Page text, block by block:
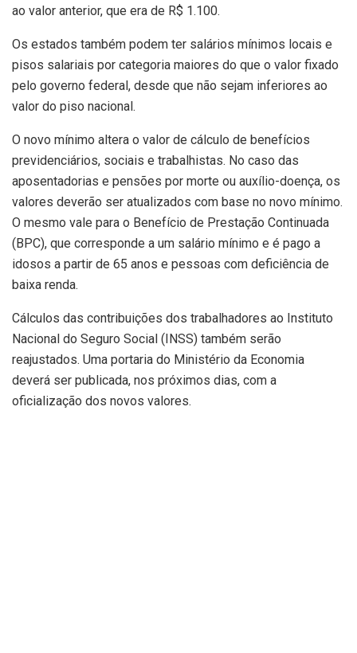
ao valor anterior, que era de R$ 1.100.
Os estados também podem ter salários mínimos locais e
pisos salariais por categoria maiores do que o valor fixado
pelo governo federal, desde que não sejam inferiores ao
valor do piso nacional.
O novo mínimo altera o valor de cálculo de benefícios
previdenciários, sociais e trabalhistas. No caso das
aposentadorias e pensões por morte ou auxílio-doença, os
valores deverão ser atualizados com base no novo mínimo.
O mesmo vale para o Benefício de Prestação Continuada
(BPC), que corresponde a um salário mínimo e é pago a
idosos a partir de 65 anos e pessoas com deficiência de
baixa renda.
Cálculos das contribuições dos trabalhadores ao Instituto
Nacional do Seguro Social (INSS) também serão
reajustados. Uma portaria do Ministério da Economia
deverá ser publicada, nos próximos dias, com a
oficialização dos novos valores.